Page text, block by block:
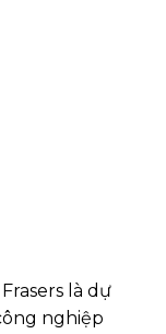
là dự
nghiệp